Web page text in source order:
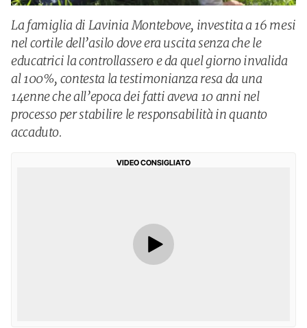
La famiglia di Lavinia Montebove, investita a 16 mesi
nel cortile dell’asilo dove era uscita senza che le
educatrici la controllassero e da quel giorno invalida
al 100%, contesta la testimonianza resa da una
14enne che all’epoca dei fatti aveva 10 anni nel
processo per stabilire le responsabilità in quanto
accaduto.
VIDEO CONSIGLIATO